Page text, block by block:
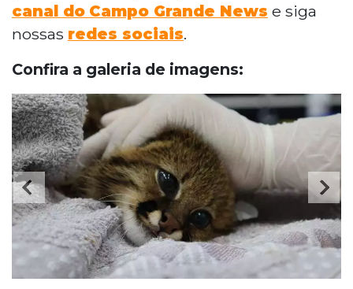
canal do Campo Grande News e siga
nossas redes sociais.
Confira a galeria de imagens: